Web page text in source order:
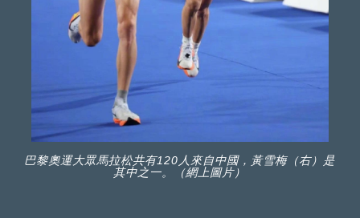
巴黎奧運大眾馬拉松共有120人來自中國，黃雪梅（右）是
其中之一。（網上圖片）